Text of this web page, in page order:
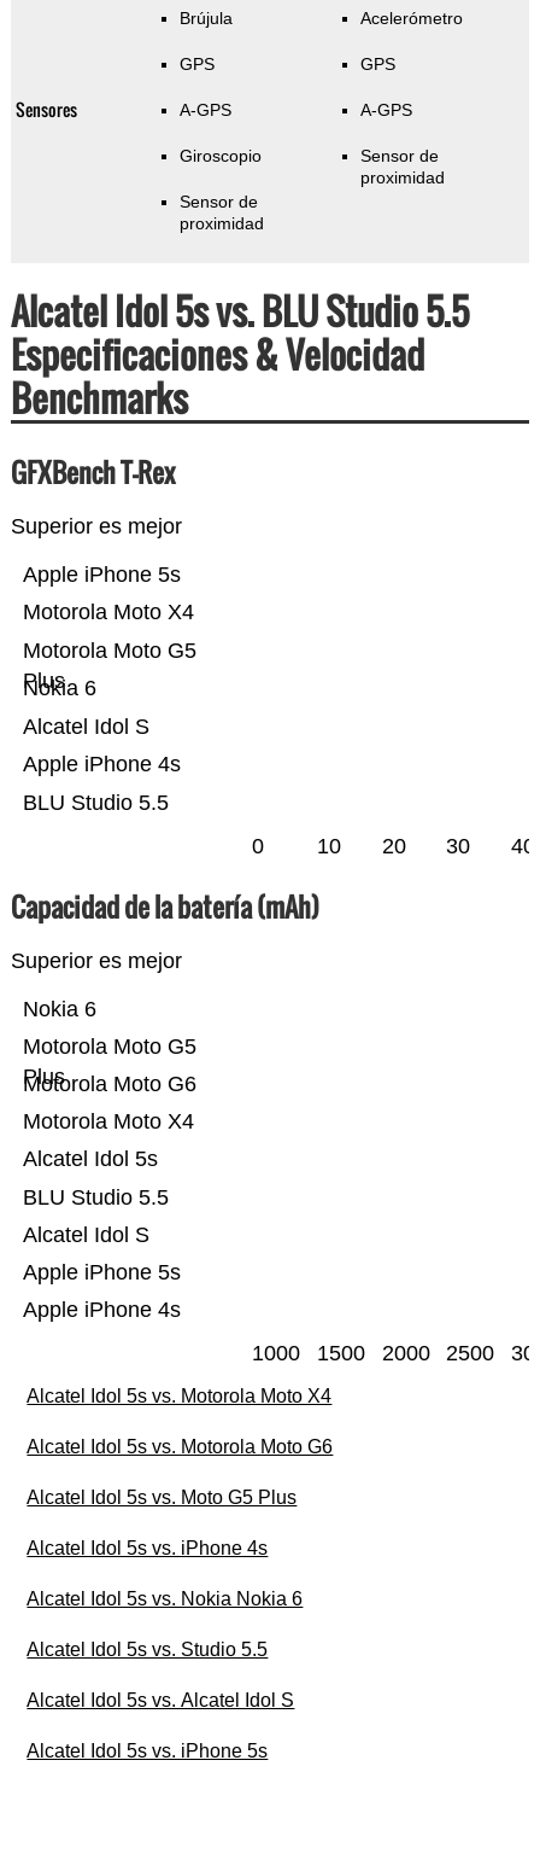
Sensores
Brújula
GPS
A-GPS
Giroscopio
Sensor de
proximidad
Acelerómetro
GPS
A-GPS
Sensor de
proximidad
Alcatel Idol 5s vs. BLU Studio 5.5
Especificaciones & Velocidad
Benchmarks
GFXBench T-Rex
Superior es mejor
BLU Studio 5.5
Apple iPhone 4s
Alcatel Idol S
Nokia 6
Motorola Moto G5
Plus
Motorola Moto X4
Apple iPhone 5s
0 10 20 30 40
Capacidad de la batería (mAh)
Superior es mejor
Apple iPhone 4s
Apple iPhone 5s
Alcatel Idol S
BLU Studio 5.5
Alcatel Idol 5s
Motorola Moto X4
Motorola Moto G6
Motorola Moto G5
Plus
Nokia 6
1000 1500 2000 2500
Alcatel Idol 5s vs. Motorola Moto X4
Alcatel Idol 5s vs. Motorola Moto G6
Alcatel Idol 5s vs. Moto G5 Plus
Alcatel Idol 5s vs. iPhone 4s
Alcatel Idol 5s vs. Nokia Nokia 6
Alcatel Idol 5s vs. Studio 5.5
Alcatel Idol 5s vs. Alcatel Idol S
Alcatel Idol 5s vs. iPhone 5s